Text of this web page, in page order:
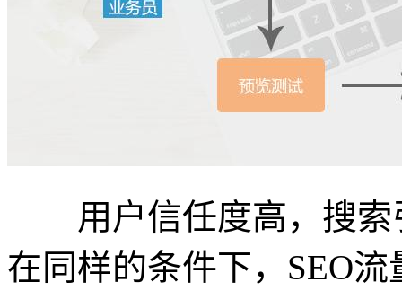
用户信任度高，搜索
在同样的条件下，SEO